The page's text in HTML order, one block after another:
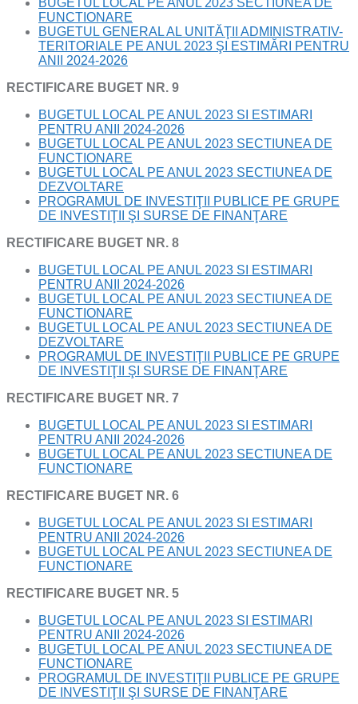
FUNCTIONARE
BUGETUL GENERAL AL UNITĂŢII ADMINISTRATIV-
TERITORIALE PE ANUL 2023 ŞI ESTIMĂRI PENTRU
ANII 2024-2026
RECTIFICARE BUGET NR. 9
BUGETUL LOCAL PE ANUL 2023 SI ESTIMARI
PENTRU ANII 2024-2026
BUGETUL LOCAL PE ANUL 2023 SECTIUNEA DE
FUNCTIONARE
BUGETUL LOCAL PE ANUL 2023 SECTIUNEA DE
DEZVOLTARE
PROGRAMUL DE INVESTIŢII PUBLICE PE GRUPE
DE INVESTIŢII ŞI SURSE DE FINANŢARE
RECTIFICARE BUGET NR. 8
BUGETUL LOCAL PE ANUL 2023 SI ESTIMARI
PENTRU ANII 2024-2026
BUGETUL LOCAL PE ANUL 2023 SECTIUNEA DE
FUNCTIONARE
BUGETUL LOCAL PE ANUL 2023 SECTIUNEA DE
DEZVOLTARE
PROGRAMUL DE INVESTIŢII PUBLICE PE GRUPE
DE INVESTIŢII ŞI SURSE DE FINANŢARE
RECTIFICARE BUGET NR. 7
BUGETUL LOCAL PE ANUL 2023 SI ESTIMARI
PENTRU ANII 2024-2026
BUGETUL LOCAL PE ANUL 2023 SECTIUNEA DE
FUNCTIONARE
RECTIFICARE BUGET NR. 6
BUGETUL LOCAL PE ANUL 2023 SI ESTIMARI
PENTRU ANII 2024-2026
BUGETUL LOCAL PE ANUL 2023 SECTIUNEA DE
FUNCTIONARE
RECTIFICARE BUGET NR. 5
BUGETUL LOCAL PE ANUL 2023 SI ESTIMARI
PENTRU ANII 2024-2026
BUGETUL LOCAL PE ANUL 2023 SECTIUNEA DE
FUNCTIONARE
PROGRAMUL DE INVESTIŢII PUBLICE PE GRUPE
DE INVESTIŢII ŞI SURSE DE FINANŢARE